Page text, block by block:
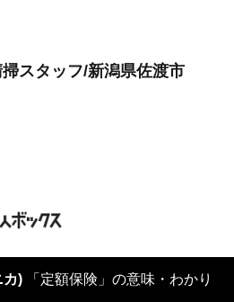
スタッフ/新潟県佐渡市
カ) 「定額保険」の意味・わかり